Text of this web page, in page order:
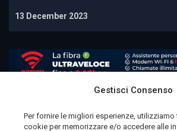
Gestisci Consenso
Per fornire le migliori esperienze,
cookie per memorizzare e/o accedere alle
13 December 2023